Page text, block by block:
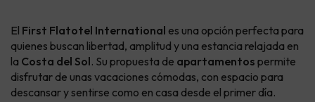
El First Flatotel International es una opción perfecta para
quienes buscan libertad, amplitud y una estancia relajada en
la Costa del Sol. Su propuesta de apartamentos permite
disfrutar de unas vacaciones cómodas, con espacio para
descansar y sentirse como en casa desde el primer día.